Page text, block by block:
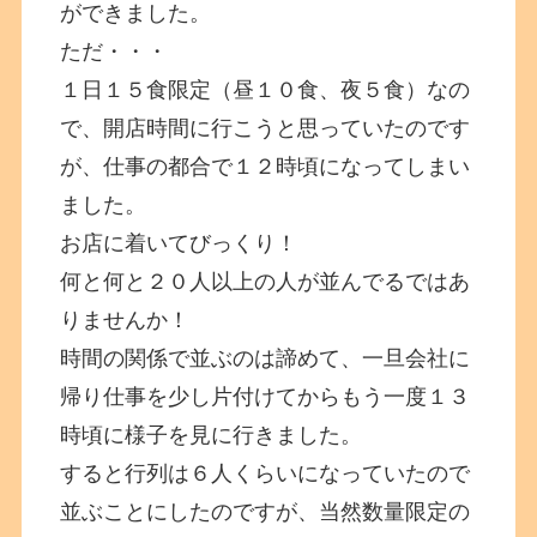
ができました。
ただ・・・
１日１５食限定（昼１０食、夜５食）なの
で、開店時間に行こうと思っていたのです
が、仕事の都合で１２時頃になってしまい
ました。
お店に着いてびっくり！
何と何と２０人以上の人が並んでるではあ
りませんか！
時間の関係で並ぶのは諦めて、一旦会社に
帰り仕事を少し片付けてからもう一度１３
時頃に様子を見に行きました。
すると行列は６人くらいになっていたので
並ぶことにしたのですが、当然数量限定の